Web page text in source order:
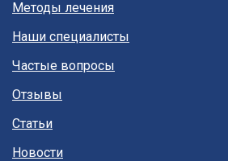
Методы лечения
Наши специалисты
Частые вопросы
Отзывы
Статьи
Новости